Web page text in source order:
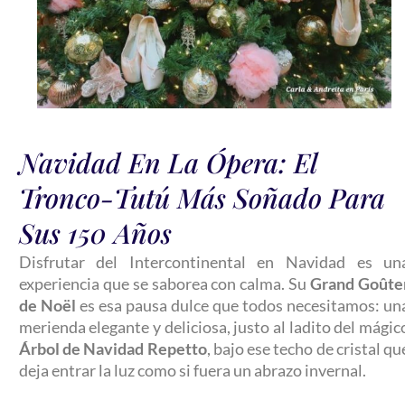
Navidad En La Ópera: El
Tronco-Tutú Más Soñado Para
Sus 150 Años
Disfrutar del Intercontinental en Navidad es
experiencia que se saborea con calma. SuGrand
de Noël es esa pausa dulce que todos necesitamos:
merienda elegante y deliciosa, justo al ladito del
Árbol de Navidad Repetto, bajo ese techo de cristal
deja entrar la luz como si fuera un abrazo invernal.